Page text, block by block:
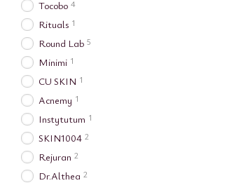
Tocobo 4
Rituals 1
Round Lab 5
Minimi 1
CU SKIN 1
Acnemy 1
Instytutum 1
SKIN1004 2
Rejuran 2
Dr.Althea 2